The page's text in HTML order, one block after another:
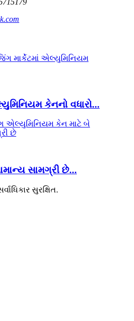
કેનનો વધારો...
સામગ્રી છે...
સુરક્ષિત.